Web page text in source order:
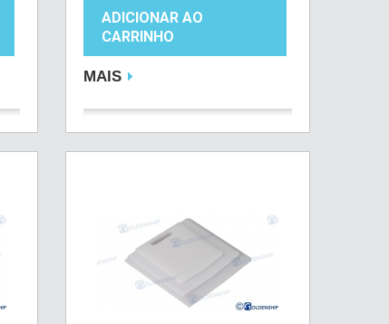
ADICIONAR AO
CARRINHO
MAIS